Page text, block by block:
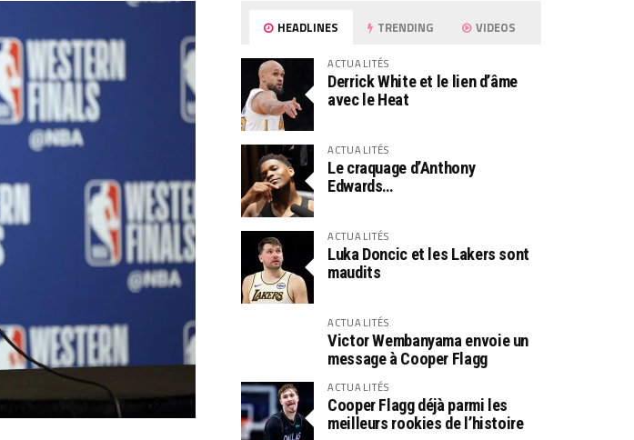
HEADLINES TRENDING VIDEOS
ACTUALITÉS
Derrick White et le lien d’âme
avec le Heat
ACTUALITÉS
Le craquage d’Anthony
Edwards…
ACTUALITÉS
Luka Doncic et les Lakers sont
maudits
ACTUALITÉS
Victor Wembanyama envoie un
message à Cooper Flagg
ACTUALITÉS
Cooper Flagg déjà parmi les
meilleurs rookies de l’histoire